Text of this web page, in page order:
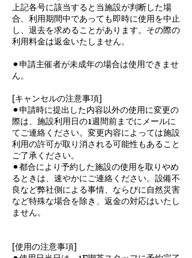
上記各号に該当すると当施設が判断した場
合、利用期間中であっても即時に使用を中止
し、退去を求めることがあります。その際の
利用料金は返金いたしません。
⚫︎申請主催者が未成年の場合は使用できませ
ん。
[キャンセルの注意事項]
⚫︎申請時に提出した内容以外の使用に変更の
際は、施設利用日の1週間前までにメールに
てご連絡ください。変更内容によっては施設
利用の許可が取り消される可能性もあること
ご了承ください。
⚫︎都合により予約した施設の使用を取りやめ
るときは、速やかにご連絡ください。設備不
良など弊社側による事情、ならびに自然災害
など特殊な場合を除き、返金の対応はいたし
ません。
[使用の注意事項]